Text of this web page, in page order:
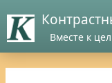
Вместе к